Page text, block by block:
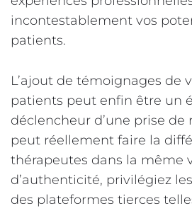
incontestablement vos
patients.
L’ajout de témoignages de
patients peut enfin être un
déclencheur d’une prise de
peut réellement faire la
thérapeutes dans la même
d’authenticité, privilégiez
des plateformes tierces